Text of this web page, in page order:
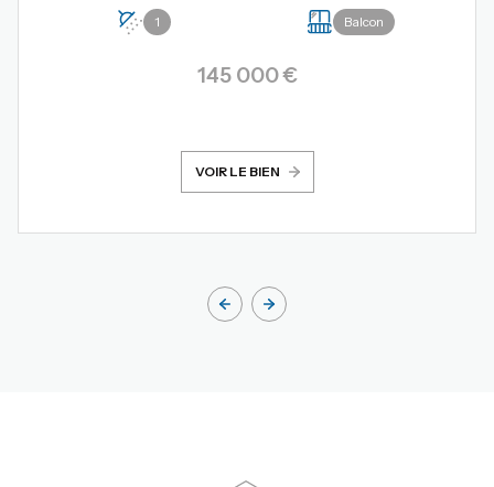
1 Balcon
145 000 €
VOIR LE BIEN